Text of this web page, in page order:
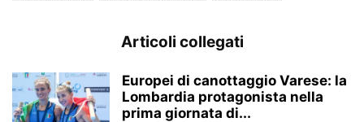
Articoli collegati
Europei di canottaggio Varese: la
Lombardia protagonista nella
prima giornata di...